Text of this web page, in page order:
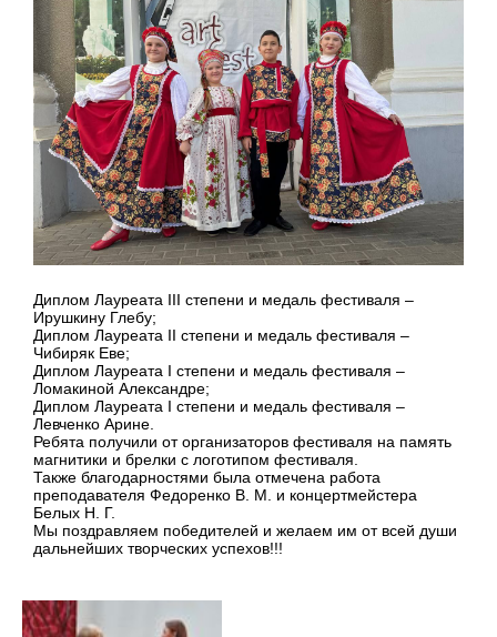
Диплом Лауреата III степени и медаль фестиваля –
Ирушкину Глебу;
Диплом Лауреата II степени и медаль фестиваля –
Чибиряк Еве;
Диплом Лауреата I степени и медаль фестиваля –
Ломакиной Александре;
Диплом Лауреата I степени и медаль фестиваля –
Левченко Арине.
Ребята получили от организаторов фестиваля на память
магнитики и брелки с логотипом фестиваля.
Также благодарностями была отмечена работа
преподавателя Федоренко В. М. и концертмейстера
Белых Н. Г.
Мы поздравляем победителей и желаем им от всей души
дальнейших творческих успехов!!!